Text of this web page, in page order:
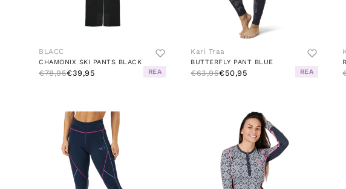
BLACC
CHAMONIX SKI PANTS BLACK
€78,95€39,95 REA
Kari Traa
BUTTERFLY PANT BLUE
€63,95€50,95 REA